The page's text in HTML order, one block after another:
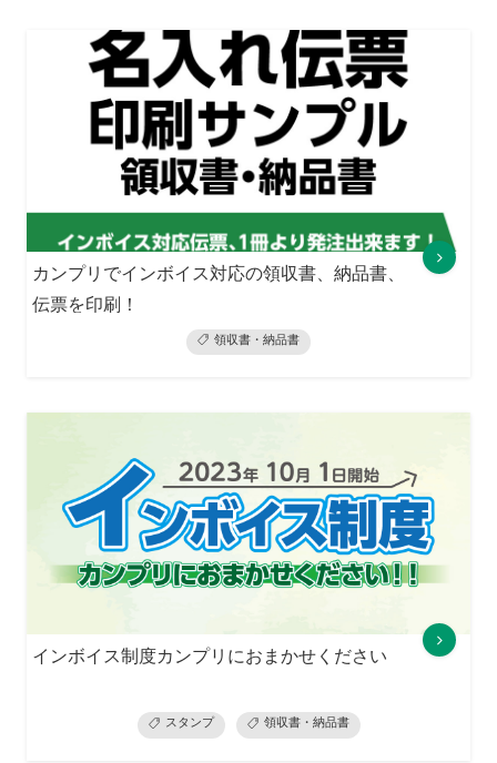
カンプリでインボイス対応の領収書、納品書、
伝票を印刷！
領収書・納品書
インボイス制度カンプリにおまかせください
スタンプ 領収書・納品書